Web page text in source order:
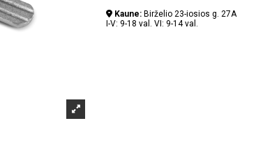
Kaune: Birželio 23-iosios g. 27A
I-V: 9-18 val. VI: 9-14 val.